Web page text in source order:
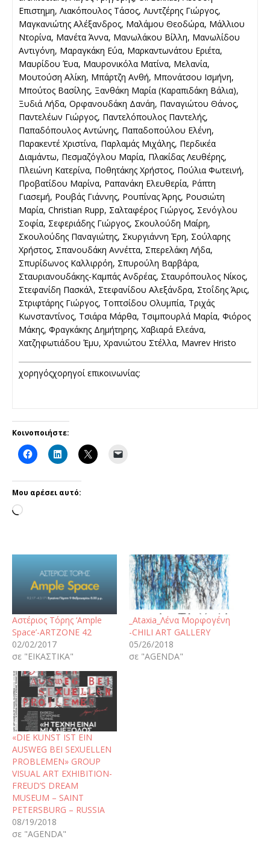
Επιστημη, Λιακόπουλος Τάσος, Λυντζέρης Γιώργος,
Μαγκανιώτης Αλέξανδρος, Μαλάμου Θεοδώρα, Μάλλιου
Ντορίνα, Μανέτα Άννα, Μανωλάκου Βίλλη, Μανωλίδου
Αντιγόνη, Μαραγκάκη Εύα, Μαρκαντωνάτου Εριέτα,
Μαυρίδου Έυα, Μαυρονικόλα Ματίνα, Μελανία,
Μουτούση Αλίκη, Μπάρτζη Ανθή, Μπονάτσου Ισμήνη,
Μπούτος Βασίλης, Ξανθάκη Μαρία (Καραπιδάκη Βάλια),
Ξυδιά Λήδα, Ορφανουδάκη Δανάη, Παναγιώτου Θάνος,
Παντελέων Γιώργος, Παντελόπουλος Παντελής,
Παπαδόπουλος Αντώνης, Παπαδοπούλου Ελένη,
Παρακεντέ Χριστίνα, Παρλαμάς Μιχάλης, Περδικέα
Διαμάντω, Πεσμαζόγλου Μαρία, Πλακίδας Λευθέρης,
Πλειώνη Κατερίνα, Ποθητάκης Χρήστος, Πούλια Φωτεινή,
Προβατίδου Μαρίνα, Ραπανάκη Ελευθερία, Ράπτη
Γιασεμή, Ρουβάς Γιάννης, Ρουπίνας Άρης, Ρουσιώτη
Μαρία, Christian Rupp, Σαλταφέρος Γιώργος, Σενόγλου
Σοφία, Σεφεριάδης Γιώργος, Σκουλούδη Μαίρη,
Σκουλούδης Παναγιώτης, Σκυργιάννη Έρη, Σούλαρης
Χρήστος, Σπανουδάκη Αννέττα, Σπερελάκη Λήδα,
Σπυρίδωνος Καλλιρρόη, Σπυρούλη Βαρβάρα,
Σταυριανουδάκης-Καμπάς Ανδρέας, Σταυρόπουλος Νίκος,
Στεφανίδη Πασκάλ, Στεφανίδου Αλεξάνδρα, Στοΐδης Άρις,
Στριφτάρης Γιώργος, Τοπτσίδου Ολυμπία, Τριχάς
Κωνσταντίνος, Τσιάρα Μάρθα, Τσιμπουρλά Μαρία, Φιόρος
Μάκης, Φραγκάκης Δημήτηρης, Χαβιαρά Ελεάνα,
Χατζηφωτιάδου Έμυ, Χρανιώτου Στέλλα, Mavrev Hristo
χορηγόςχορηγοί επικοινωνίας:
Κοινοποιήστε:
Μου αρέσει αυτό:
Αστέριος Τόρης ‘Ample
Space’-ARTZONE 42
02/02/2017
σε "ΕΙΚΑΣΤΙΚΑ"
_Αtaxia_Λένα Μορφογένη
-CHILI ART GALLERY
05/26/2018
σε "AGENDA"
«DIE KUNST IST EIN
AUSWEG BEI SEXUELLEN
PROBLEMEN» GROUP
VISUAL ART EXHIBITION-
FREUD’S DREAM
MUSEUM – SAINT
PETERSBURG – RUSSIA
08/19/2018
σε "AGENDA"